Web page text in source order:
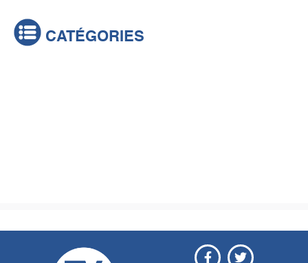
CATÉGORIES